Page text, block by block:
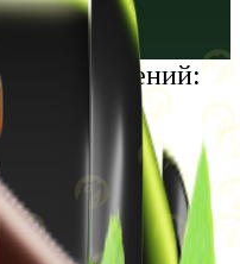
развлечений:
что вам исполнилось